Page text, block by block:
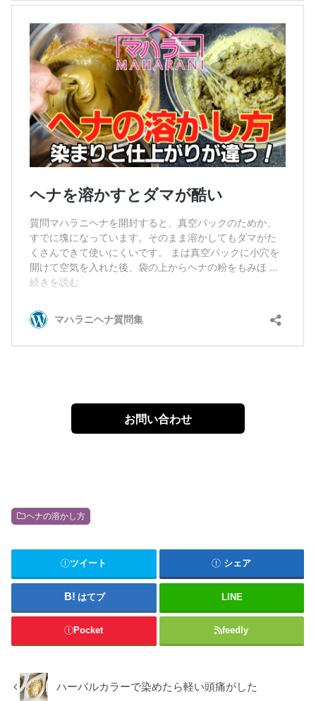
お問い合わせ
ヘナの溶かし方
ツイート シェア
はてブ LINE
Pocket feedly
ハーバルカラーで染めたら軽い頭痛がした